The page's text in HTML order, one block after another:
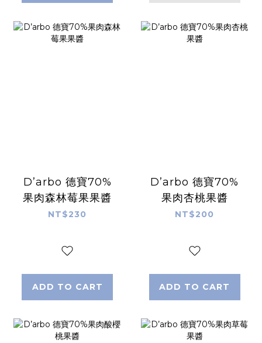
D’arbo 德寶70%
果肉森林莓果果醬
NT$230
ADD TO CART
D’arbo 德寶70%
果肉杏桃果醬
NT$200
ADD TO CART